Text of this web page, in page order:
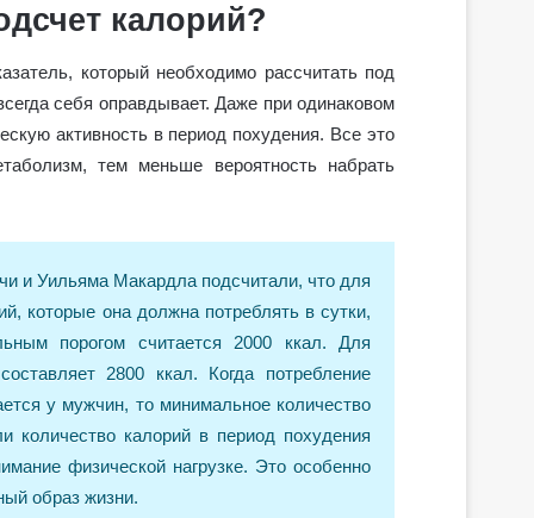
калорий?
который необходимо рассчитать под
себя оправдывает. Даже при одинаковом
активность в период похудения. Все это
тем меньше вероятность набрать
и Уильяма Макардла подсчитали, что для
которые она должна потреблять в сутки,
порогом считается 2000 ккал. Для
2800 ккал. Когда потребление
у мужчин, то минимальное количество
количество калорий в период похудения
физической нагрузке. Это особенно
образ жизни.